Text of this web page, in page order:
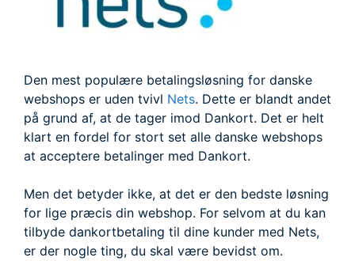
Den mest populære betalingsløsning for danske
webshops er uden tvivl Nets. Dette er blandt andet
på grund af, at de tager imod Dankort. Det er helt
klart en fordel for stort set alle danske webshops
at acceptere betalinger med Dankort.
Men det betyder ikke, at det er den bedste løsning
for lige præcis din webshop. For selvom at du kan
tilbyde dankortbetaling til dine kunder med Nets,
er der nogle ting, du skal være bevidst om.